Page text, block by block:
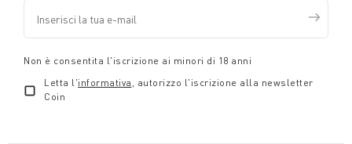
Non è consentita l'iscrizione ai minori di 18 anni
Letta l'informativa , autorizzo l'iscrizione alla newsletter
Coin